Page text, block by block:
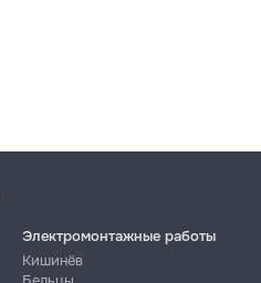
Электромонтажные работы
Кишинёв